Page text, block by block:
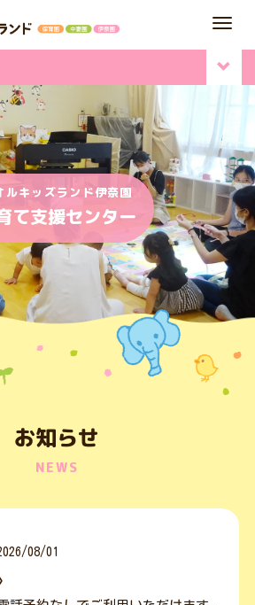
M
n
ルキッズランド伊奈園
て支援センター
お知らせ
NEWS
08/01